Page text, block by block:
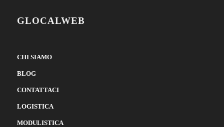
GLOCALWEB
CHI SIAMO
BLOG
CONTATTACI
LOGISTICA
MODULISTICA